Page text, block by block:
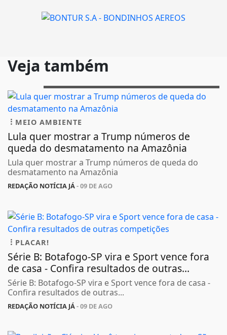
Veja também
MEIO AMBIENTE
Lula quer mostrar a Trump números de
queda do desmatamento na Amazônia
Lula quer mostrar a Trump números de queda do
desmatamento na Amazônia
REDAÇÃO NOTÍCIA JÁ- 09 DE AGO
PLACAR!
Série B: Botafogo-SP vira e Sport vence fora
de casa - Confira resultados de outras...
Série B: Botafogo-SP vira e Sport vence fora de casa -
Confira resultados de outras...
REDAÇÃO NOTÍCIA JÁ- 09 DE AGO